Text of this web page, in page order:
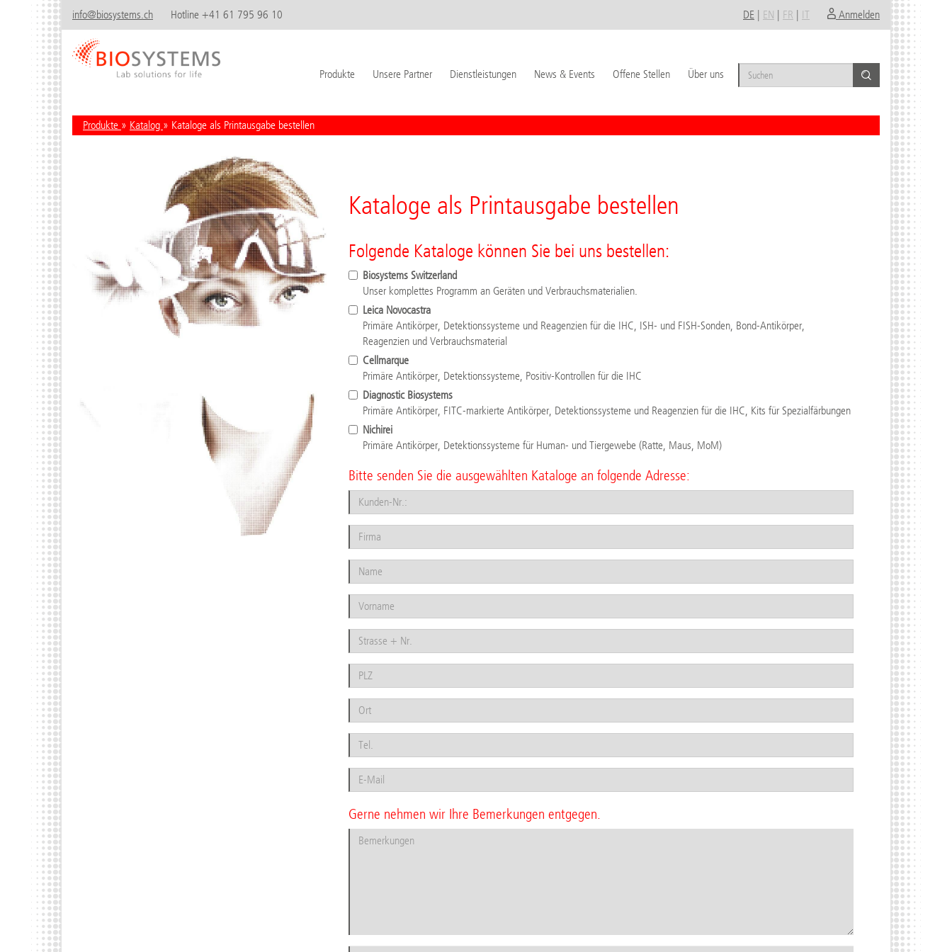
info@biosystems.ch Hotline +41 61 795 96 10 Anmelden
DE | EN | FR | IT
Produkte Unsere Partner Dienstleistungen News & Events Offene Stellen Über uns
Produkte » Katalog » Kataloge als Printausgabe bestellen
Kataloge als Printausgabe bestellen
Folgende Kataloge können Sie bei uns bestellen:
Biosystems Switzerland
Unser komplettes Programm an Geräten und Verbrauchsmaterialien.
Leica Novocastra
Primäre Antikörper, Detektionssysteme und Reagenzien für die IHC, ISH- und FISH-Sonden, Bond-Antikörper,
Reagenzien und Verbrauchsmaterial
Cellmarque
Primäre Antikörper, Detektionssysteme, Positiv-Kontrollen für die IHC
Diagnostic Biosystems
Primäre Antikörper, FITC-markierte Antikörper, Detektionssysteme und Reagenzien für die IHC, Kits für Spezialfärbungen
Nichirei
Primäre Antikörper, Detektionssysteme für Human- und Tiergewebe (Ratte, Maus, MoM)
Bitte senden Sie die ausgewählten Kataloge an folgende Adresse:
Gerne nehmen wir Ihre Bemerkungen entgegen.